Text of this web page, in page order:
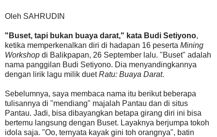
Oleh SAHRUDIN
"Buset, tapi bukan buaya darat," kata Budi Setiyono,
ketika memperkenalkan diri di hadapan 16 peserta Mining
Workshop di Balikpapan, 26 September lalu. "Buset" adalah
nama panggilan Budi Setiyono. Dia menyandingkannya
dengan lirik lagu milik duetRatu: Buaya Darat.
Sebelumnya, saya membaca nama itu berikut beberapa
tulisannya di "mendiang" majalah Pantau dan di situs
Pantau. Jadi, bisa dibayangkan betapa girang diri ini bisa
bertemu langsung dengan Buset. Layaknya berjumpa tokoh
idola saja. "Oo, ternyata kayak gini toh orangnya", batin